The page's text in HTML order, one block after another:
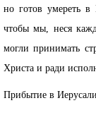
Прибытие в